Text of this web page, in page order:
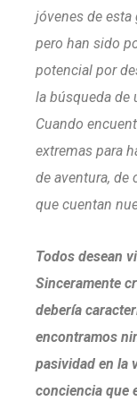
jóvenes de
pero han sido
potencial por
la búsqueda de
Cuando
extremas para
de aventura, de
que cuentan
Todos desean
Sinceramente
debería
encontramos
pasividad en la
conciencia que